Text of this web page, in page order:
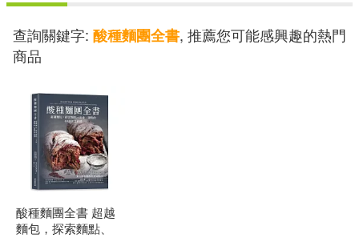
可港澳店取(1)
可新加坡店取(1)
可菲律賓店取(1)
查詢關鍵字: 酸種麵團全書, 推薦您可能感興趣的熱門
商品
酸種麵團全書 超越
麵包，探索麵點、